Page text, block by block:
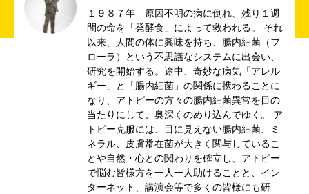
１９８７年 原因不明の病に倒れ、残り１週
間の命を「発酵食」によって救われる。 それ
以来、人間の体に興味を持ち、腸内細菌（フ
ローラ）という不思議なシステムに出会い、
研究を開始する。途中、奇妙な病気「アレル
ギー」と「腸内細菌」の関係に携わることに
なり、アトピーの方々の腸内細菌異常を目の
当たりにして、奥深くのめり込んでゆく。 ア
トピー克服には、目に見えない腸内細菌、ミ
ネラル、皮膚常在菌が大きく関与しているこ
とや自然・心との関わりを確立し、アトピー
で悩む皆様方を一人一人助けることと、イン
ターネット、講演会等で多くの皆様にも研